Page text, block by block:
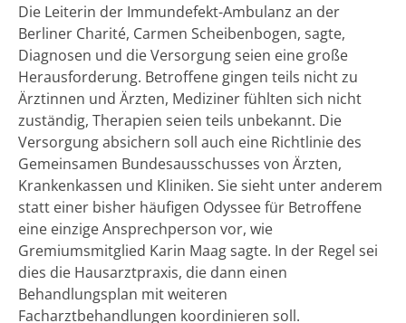
Die Leiterin der Immundefekt-Ambulanz an der
Berliner Charité, Carmen Scheibenbogen, sagte,
Diagnosen und die Versorgung seien eine große
Herausforderung. Betroffene gingen teils nicht zu
Ärztinnen und Ärzten, Mediziner fühlten sich nicht
zuständig, Therapien seien teils unbekannt. Die
Versorgung absichern soll auch eine Richtlinie des
Gemeinsamen Bundesausschusses von Ärzten,
Krankenkassen und Kliniken. Sie sieht unter anderem
statt einer bisher häufigen Odyssee für Betroffene
eine einzige Ansprechperson vor, wie
Gremiumsmitglied Karin Maag sagte. In der Regel sei
dies die Hausarztpraxis, die dann einen
Behandlungsplan mit weiteren
Facharztbehandlungen koordinieren soll.